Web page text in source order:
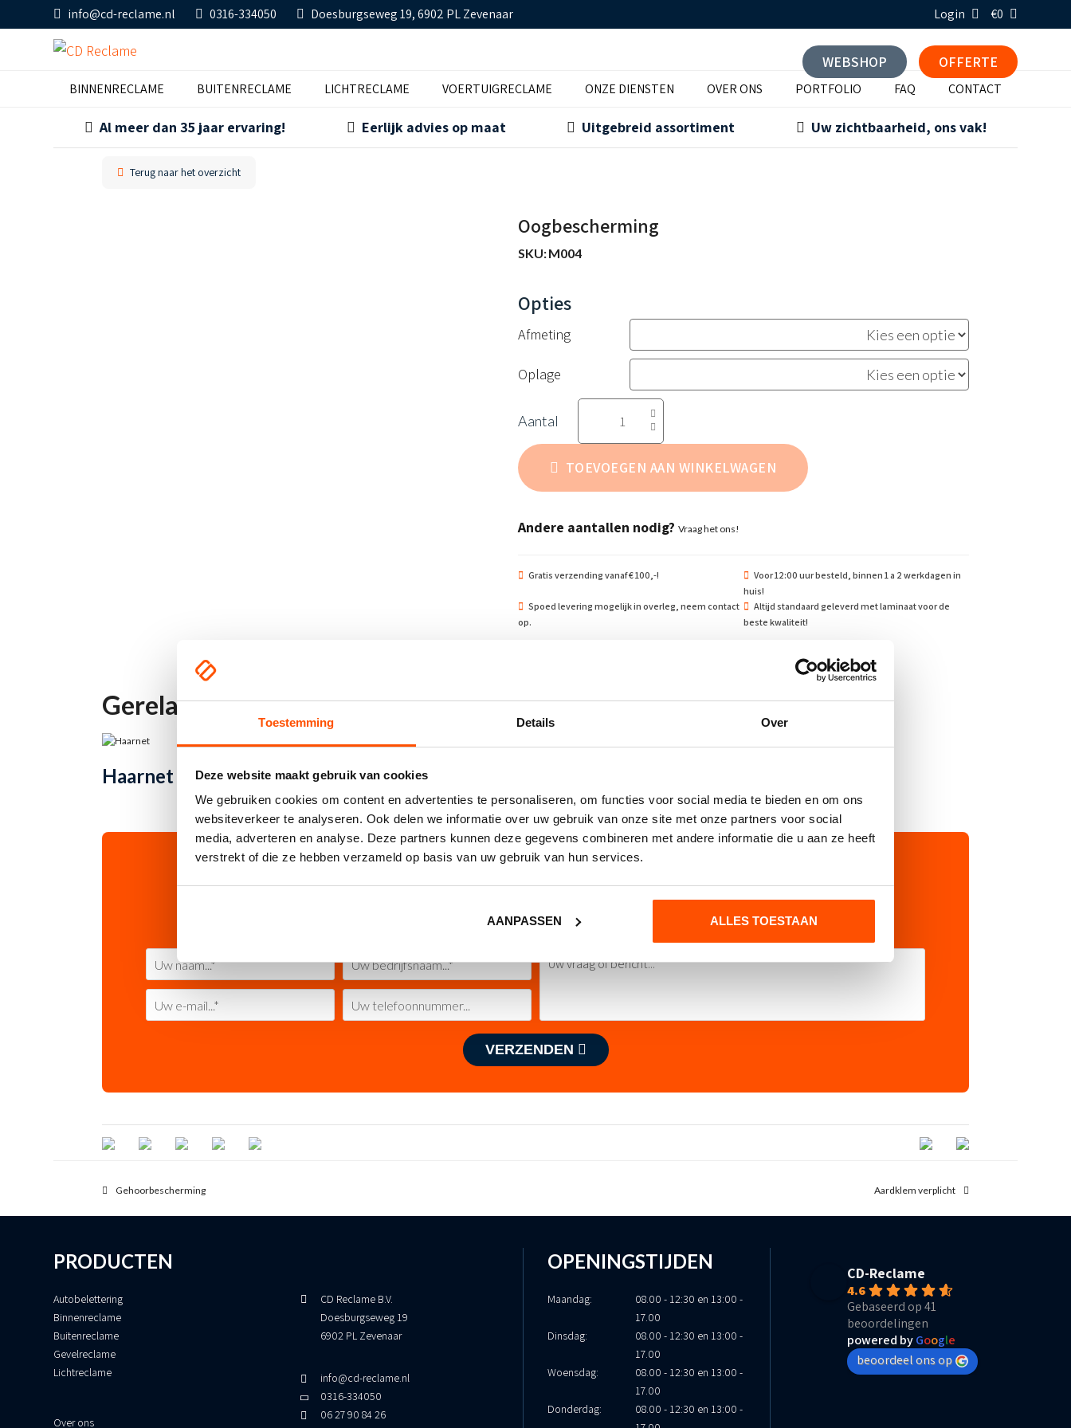
Toestemming Details Over
Deze website maakt gebruik van cookies
We gebruiken cookies om content en advertenties te personaliseren, om functies voor social media te bieden en om ons
websiteverkeer te analyseren. Ook delen we informatie over uw gebruik van onze site met onze partners voor social
media, adverteren en analyse. Deze partners kunnen deze gegevens combineren met andere informatie die u aan ze heeft
verstrekt of die ze hebben verzameld op basis van uw gebruik van hun services.
AANPASSEN ALLES TOESTAAN
info@cd-reclame.nl 0316-334050 Doesburgseweg 19, 6902 PL Zevenaar Login €0
WEBSHOP OFFERTE
BINNENRECLAME BUITENRECLAME LICHTRECLAME VOERTUIGRECLAME ONZE DIENSTEN OVER ONS PORTFOLIO FAQ CONTACT
Al meer dan 35 jaar ervaring! Eerlijk advies op maat Uitgebreid assortiment Uw zichtbaarheid, ons vak!
Terug naar het overzicht
Oogbescherming
SKU:M004
Afmeting
Oplage
Oogbescherming
TOEVOEGEN AAN WINKELWAGEN
Andere aantallen nodig?Vraag het ons!
Gratis verzending vanaf € 100,-!
Voor 12:00 uur besteld, binnen 1 a 2 werkdagen in
huis!
Spoed levering mogelijk in overleg, neem contact
op.
Altijd standaard geleverd met laminaat voor de
beste kwaliteit!
Gerelateerde producten
OPTIES SELECTEREN
product
variaties.
Deze
optie
gekozen
Haarnet OPTIES SELECTEREN
heeft
variaties.
Deze
optie
gekozen
op
Gehoorbescherming
heeft
variaties.
Deze
gekozen
worden
op
productpagina
Deze
Contact opnemen
Heeft u interesse of wilt u meer weten?
VERZENDEN
previous
Gehoorbescherming
next
Aardklem verplicht
PRODUCTEN
Autobelettering
Binnenreclame
Buitenreclame
Gevelreclame
Lichtreclame
Over ons
CD Reclame B.V.
Doesburgseweg 19
6902 PL Zevenaar
info@cd-reclame.nl
0316-334050
06 27 90 84 26
OPENINGSTIJDEN
Maandag:
08.00 - 12:30 en 13:00 -
17.00
Dinsdag:
08.00 - 12:30 en 13:00 -
17.00
Woensdag:
08.00 - 12:30 en 13:00 -
17.00
Donderdag:
08.00 - 12:30 en 13:00 -
CD-Reclame
4.6
Gebaseerd op 41
beoordelingen
powered byGoogle
beoordeel ons op